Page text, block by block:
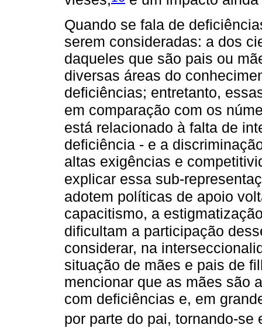
Quando se fala de
serem consideradas: a dos
daqueles que são pais ou
diversas áreas do
deficiências; entretanto,
em comparação com os
está relacionado à falta de
deficiência - e a
altas exigências e
explicar essa sub-
adotem políticas de apoio
capacitismo, a
dificultam a participação
considerar, na
situação de mães e pais de
mencionar que as mães são
com deficiências e, em
por parte do pai, tornando-